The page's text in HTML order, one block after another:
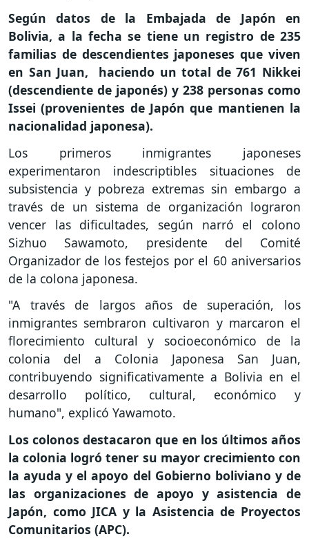
Según datos de la Embajada de Japón en
Bolivia, a la fecha se tiene un registro de 235
familias de descendientes japoneses que viven
en San Juan, haciendo un total de 761 Nikkei
(descendiente de japonés) y 238 personas como
Issei (provenientes de Japón que mantienen la
nacionalidad japonesa).
Los primeros inmigrantes japoneses
experimentaron indescriptibles situaciones de
subsistencia y pobreza extremas sin embargo a
través de un sistema de organización lograron
vencer las dificultades, según narró el colono
Sizhuo Sawamoto, presidente del Comité
Organizador de los festejos por el 60 aniversarios
de la colona japonesa.
"A través de largos años de superación, los
inmigrantes sembraron cultivaron y marcaron el
florecimiento cultural y socioeconómico de la
colonia del a Colonia Japonesa San Juan,
contribuyendo significativamente a Bolivia en el
desarrollo político, cultural, económico y
humano", explicó Yawamoto.
Los colonos destacaron que en los últimos años
la colonia logró tener su mayor crecimiento con
la ayuda y el apoyo del Gobierno boliviano y de
las organizaciones de apoyo y asistencia de
Japón, como JICA y la Asistencia de Proyectos
Comunitarios (APC).